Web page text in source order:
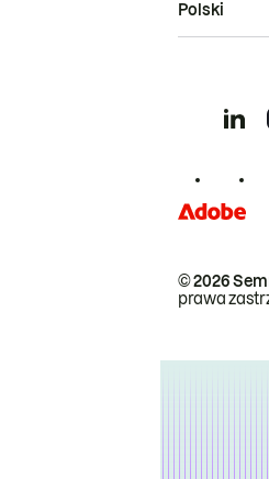
© 2026
prawa
Polski